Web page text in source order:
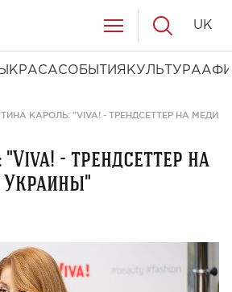
КРАСАСОБЫТИЯ КУЛЬТУРА
UK
ТИНА КАРОЛЬ: "VIVA! - ТРЕНДСЕТТЕР НА
- трендсеттер на